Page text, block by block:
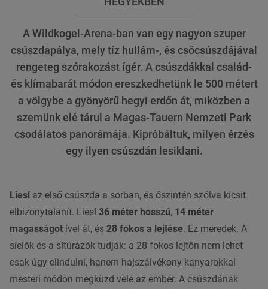
A Wildkogel-Arena-ban van egy nagyon szuper
csúszdapálya, mely tíz hullám-, és csőcsúszdájával
rengeteg szórakozást ígér. A csúszdákkal család-
és klímabarát módon ereszkedhetünk le 500 métert
a völgybe a gyönyörű hegyi erdőn át, miközben a
szemünk elé tárul a Magas-Tauern Nemzeti Park
csodálatos panorámája. Kipróbáltuk, milyen érzés
egy ilyen csúszdán lesiklani.
Liesl az első csúszda a sorban, és őszintén szólva kicsit
elbizonytalanít. Liesl 36 méter hosszú, 14 méter
magasságot ível át, és 28 fokos a lejtése. Ez meredek. A
síelők és a sítúrázók tudják: a 28 fokos lejtőn nem lehet
csak úgy elindulni, hanem hajszálvékony kanyarokkal
mesteri módon megküzd vele az ember. A csúszdának